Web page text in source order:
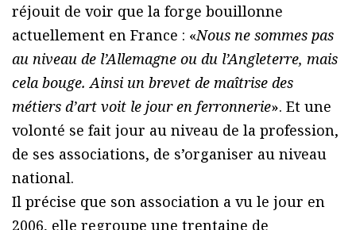
réjouit de voir que la forge bouillonne
actuellement en France : «Nous ne sommes pas
au niveau de l’Allemagne ou du l’Angleterre, mais
cela bouge. Ainsi un brevet de maîtrise des
métiers d’art voit le jour en ferronnerie». Et une
volonté se fait jour au niveau de la profession,
de ses associations, de s’organiser au niveau
national.
Il précise que son association a vu le jour en
2006, elle regroupe une trentaine de